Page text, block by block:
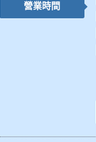
營業時間